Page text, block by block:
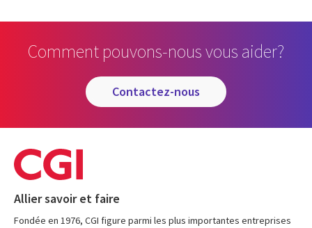
Comment pouvons-nous vous aider?
contactez-nous
Allier savoir et faire
Fondée en 1976, CGI figure parmi les plus importantes entreprises